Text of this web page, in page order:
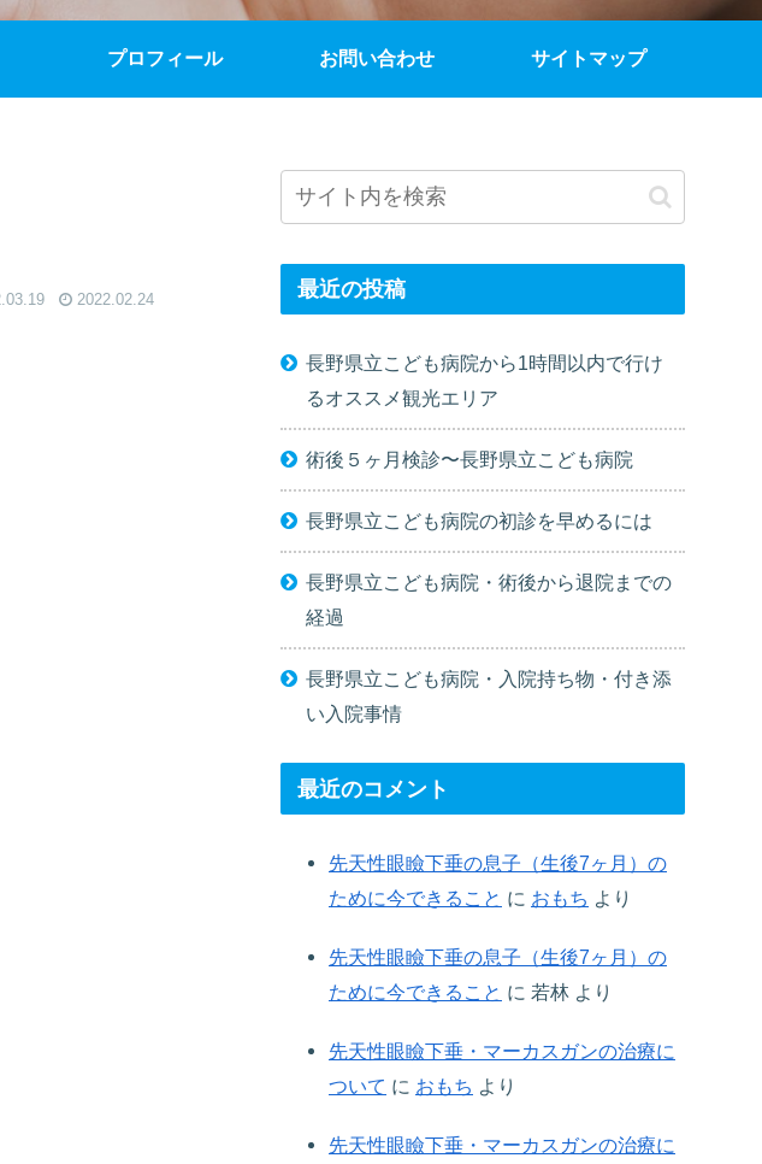
プロフィール お問い合わせ サイトマップ
2022.02.24 最近の投稿
長野県立こども病院から1時間以内で行け
るオススメ観光エリア
術後５ヶ月検診〜長野県立こども病院
長野県立こども病院の初診を早めるには
長野県立こども病院・術後から退院までの
経過
長野県立こども病院・入院持ち物・付き添
い入院事情
最近のコメント
先天性眼瞼下垂の息子（生後7ヶ月）の
ために今できること に おもち より
先天性眼瞼下垂の息子（生後7ヶ月）の
ために今できること に 若林 より
先天性眼瞼下垂・マーカスガンの治療に
ついて に おもち より
先天性眼瞼下垂・マーカスガンの治療に